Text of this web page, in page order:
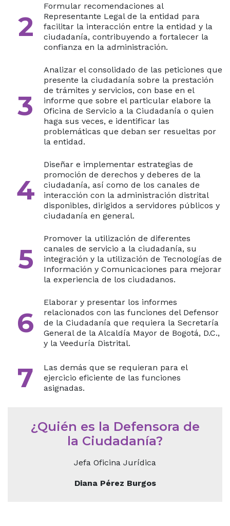
2
Formular recomendaciones al
Representante Legal de la entidad para
facilitar la interacción entre la entidad y la
ciudadanía, contribuyendo a fortalecer la
confianza en la administración.
3
Analizar el consolidado de las peticiones que
presente la ciudadanía sobre la prestación
de trámites y servicios, con base en el
informe que sobre el particular elabore la
Oficina de Servicio a la Ciudadanía o quien
haga sus veces, e identificar las
problemáticas que deban ser resueltas por
la entidad.
4
Diseñar e implementar estrategias de
promoción de derechos y deberes de la
ciudadanía, así como de los canales de
interacción con la administración distrital
disponibles, dirigidos a servidores públicos y
ciudadanía en general.
5
Promover la utilización de diferentes
canales de servicio a la ciudadanía, su
integración y la utilización de Tecnologías de
Información y Comunicaciones para mejorar
la experiencia de los ciudadanos.
6
Elaborar y presentar los informes
relacionados con las funciones del Defensor
de la Ciudadanía que requiera la Secretaría
General de la Alcaldía Mayor de Bogotá, D.C.,
y la Veeduría Distrital.
7
Las demás que se requieran para el
ejercicio eficiente de las funciones
asignadas.
¿Quién es la Defensora de
la Ciudadanía?
Jefa Oficina Jurídica
Diana Pérez Burgos